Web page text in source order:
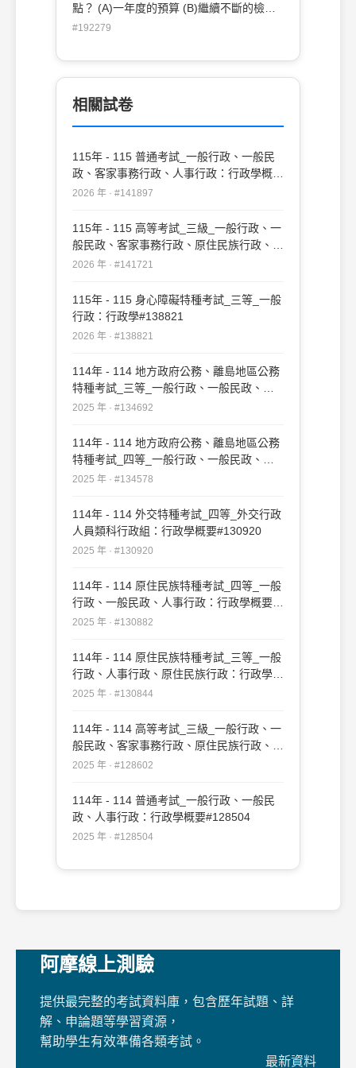
點？ (A)一年度的預算 (B)繼續不斷的檢討
#192279
相關試卷
115年 - 115 普通考試_一般行政、一般民
政、客家事務行政、人事行政：行政學概要
#141897
2026 年 · #141897
115年 - 115 高等考試_三級_一般行政、一
般民政、客家事務行政、原住民族行政、人
事行政、法律廉政：行政學#141721
2026 年 · #141721
115年 - 115 身心障礙特種考試_三等_一般
行政：行政學#138821
2026 年 · #138821
114年 - 114 地方政府公務、離島地區公務
特種考試_三等_一般行政、一般民政、原
住民族行政、人事行政、法律廉政：行政學
2025 年 · #134692
114年 - 114 地方政府公務、離島地區公務
特種考試_四等_一般行政、一般民政、客
家事務行政、人事行政：行政學概要
2025 年 · #134578
114年 - 114 外交特種考試_四等_外交行政
人員類科行政組：行政學概要#130920
2025 年 · #130920
114年 - 114 原住民族特種考試_四等_一般
行政、一般民政、人事行政：行政學概要
#130882
2025 年 · #130882
114年 - 114 原住民族特種考試_三等_一般
行政、人事行政、原住民族行政：行政學
#130844
2025 年 · #130844
114年 - 114 高等考試_三級_一般行政、一
般民政、客家事務行政、原住民族行政、人
事行政、法律廉政：行政學#128602
2025 年 · #128602
114年 - 114 普通考試_一般行政、一般民
政、人事行政：行政學概要#128504
2025 年 · #128504
阿摩線上測驗
提供最完整的考試資料庫，包含歷年試題、詳
解、申論題等學習資源，
幫助學生有效準備各類考試。
最新資料